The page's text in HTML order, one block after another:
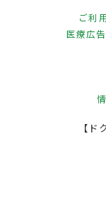
ご利
医療広
【ド